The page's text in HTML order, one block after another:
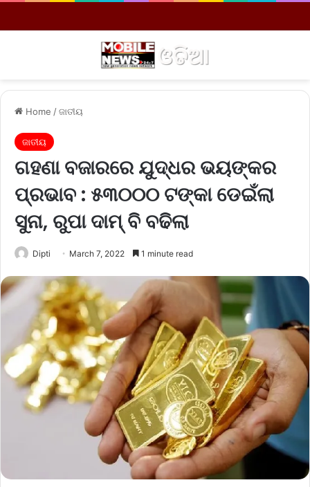
Home /ଜାତୀୟ
ଜାତୀୟ
ଗହଣା ବଜାରରେ ଯୁଦ୍ଧର ଭୟଙ୍କର
ପ୍ରଭାବ : ୫୩୦୦୦ ଟଙ୍କା ଡେଇଁଲା
ସୁନା, ରୁପା ଦାମ୍‌ ବି ବଢିଲା
Dipti March 7, 2022 1 minute read